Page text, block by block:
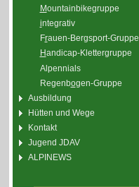
Mountainbikegruppe
integrativ
Frauen-Bergsport-Gruppe
Handicap-Klettergruppe
Alpennials
Regenbogen-Gruppe
Ausbildung
Hütten und Wege
Kontakt
Jugend JDAV
ALPINEWS